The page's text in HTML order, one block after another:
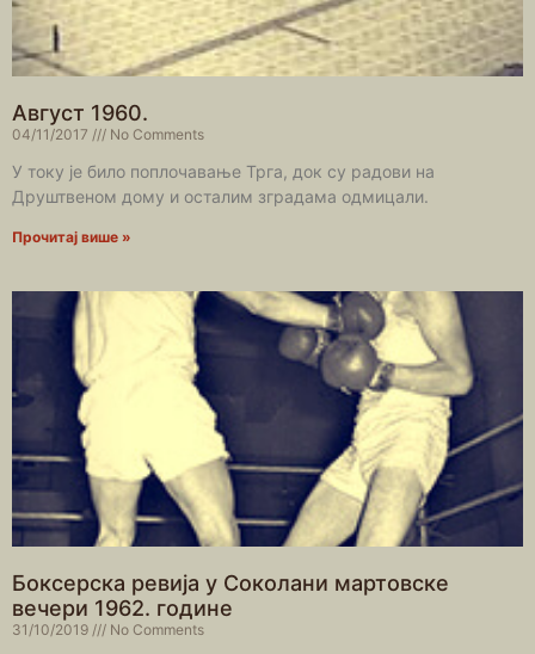
Август 1960.
04/11/2017 No Comments
У току је било поплочавање Трга, док су радови на
Друштвеном дому и осталим зградама одмицали.
Прочитај више »
Боксерска ревија у Соколани мартовске
вечери 1962. године
31/10/2019 No Comments